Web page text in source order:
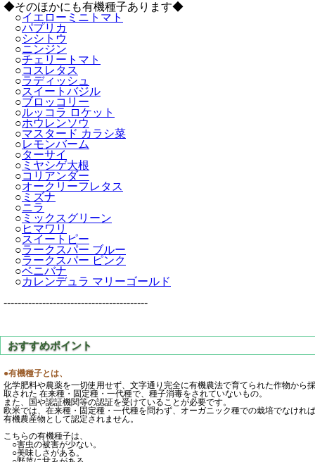
◆そのほかにも有機種子あります◆
○イエローミニトマト
○パプリカ
○シシトウ
○ニンジン
○チェリートマト
○コスレタス
○ラディッシュ
○スイートバジル
○ブロッコリー
○ルッコラ ロケット
○ホウレンソウ
○マスタード カラシ菜
○レモンバーム
○ターサイ
○ ミヤシゲ大根
○コリアンダー
○オークリーフレタス
○ ミズナ
○ニラ
○ ミックスグリーン
○ ヒマワリ
○スイートピー
○ラークスパー ブルー
○ラークスパー ピンク
○ベニバナ
○カレンデュラ マリーゴールド
-----------------------------------------
●有機種子とは、
化学肥料や農薬を一切使用せず、文字通り完全に有機農法で育てられた作物から採
取された 在来種・固定種・一代種で、種子消毒をされていないもの。
また、国や認証機関等の認証を受けていることが必要です。
欧米では、在来種・固定種・一代種を問わず、オーガニック種での栽培でなければ
有機農産物として認定されません。
こちらの有機種子は、
○害虫の被害が少ない。
○美味しさがある。